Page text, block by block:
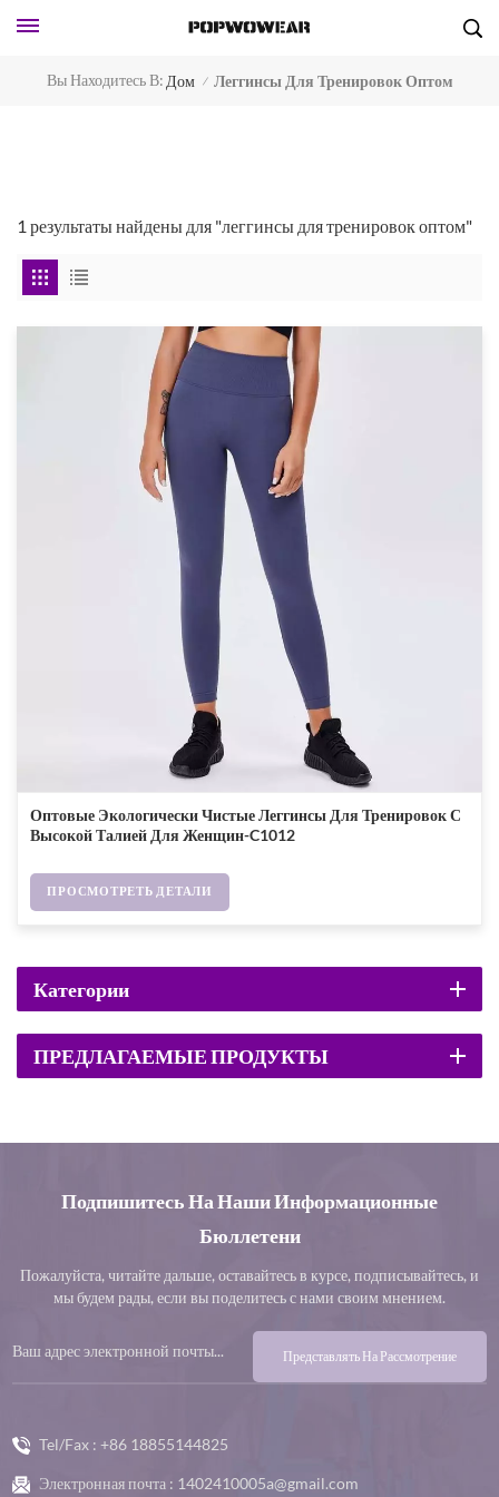
Вы Находитесь В: Дом / Леггинсы Для Тренировок Оптом
1 результаты найдены для "леггинсы для тренировок оптом"
Оптовые Экологически Чистые Леггинсы Для Тренировок С
Высокой Талией Для Женщин-C1012
ПРОСМОТРЕТЬ ДЕТАЛИ
Категории
ПРЕДЛАГАЕМЫЕ ПРОДУКТЫ
Подпишитесь На Наши Информационные
Бюллетени
Пожалуйста, читайте дальше, оставайтесь в курсе, подписывайтесь, и
мы будем рады, если вы поделитесь с нами своим мнением.
Представлять На Рассмотрение
Tel/Fax : +86 18855144825
Электронная почта : 1402410005a@gmail.com